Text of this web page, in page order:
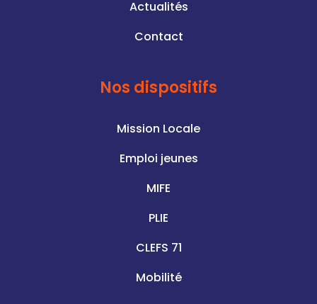
Actualités
Contact
Nos dispositifs
Mission Locale
Emploi jeunes
MIFE
PLIE
CLEFS 71
Mobilité